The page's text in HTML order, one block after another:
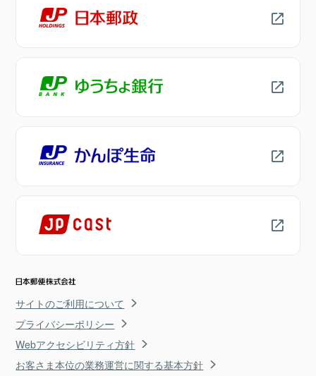
サイトのご利用について
プライバシーポリシー
Webアクセシビリティ方針
お客さま本位の業務運営に関する基本方針